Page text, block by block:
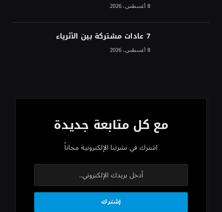
8 أغسطس، 2026
7 عادات مشتركة بين الأثرياء
8 أغسطس، 2026
مع كل متابعة جديدة
اشترك في نشرتنا الإلكترونية مجاناً